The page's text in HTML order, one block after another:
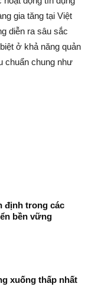
gia tăng tại Việt
diễn ra sâu sắc
ở khả năng quản
chuẩn chung như
định trong các
bền vững
xuống thấp nhất